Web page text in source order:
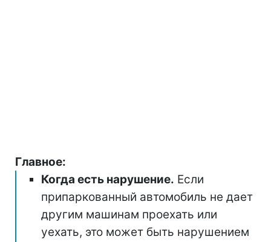
Главное:
Когда есть нарушение. Если
припаркованный автомобиль не дает
другим машинам проехать или
уехать, это может быть нарушением